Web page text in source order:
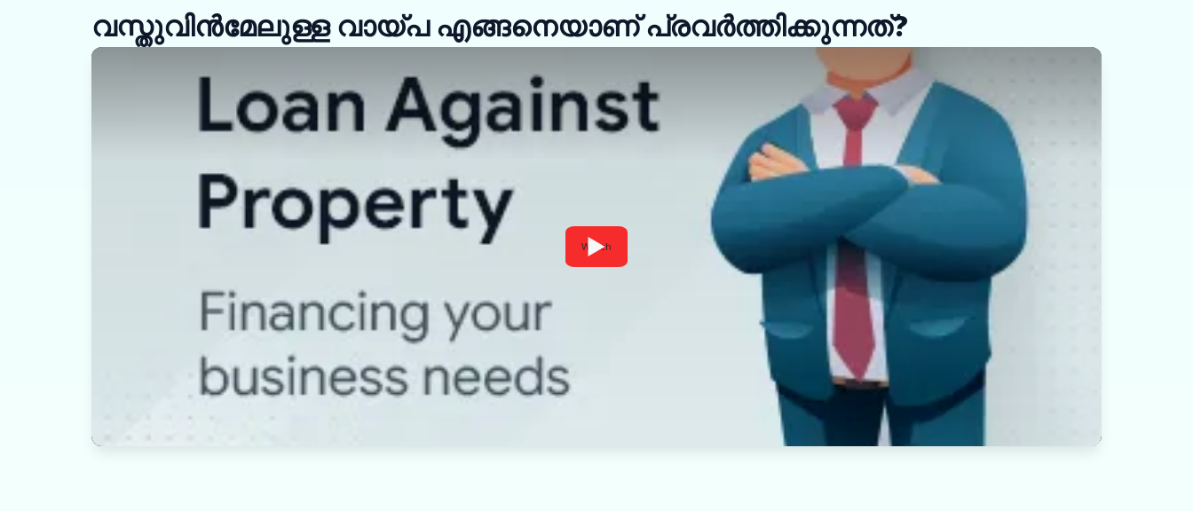
വസ്തുവിൻമേലുള്ള വായ്പ എങ്ങനെയാണ് പ്രവർത്തിക്കുന്നത്?
Watch